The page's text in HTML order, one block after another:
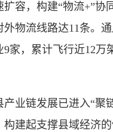
容，构建“物流+”协
物流线路达11条。
9家，累计飞行近12
产业链发展已进入“聚
建起支撑县域经济